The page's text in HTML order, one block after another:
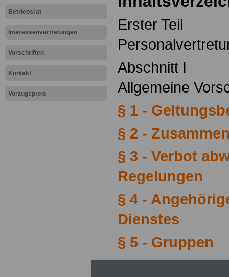
Betriebsrat
Interessenvertretungen
Vorschriften
Kontakt
Vorzugspreis
Erster Teil
Abschnitt I
Allgemeine
§ 1 -
§ 2 -
§ 3 - Verbot
Regelungen
§ 4 -
Dienstes
§ 5 - Gruppen
§ 6 -